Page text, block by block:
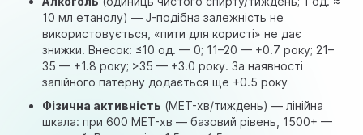
10 мл етанолу) — J-подібна залежність не
використовується, «пити для користі» не дає
знижки. Внесок: ≤10 од. — 0; 11–20 — +0.7 року; 21–
35 — +1.8 року; >35 — +3.0 року. За наявності
запійного патерну додається ще +0.5 року
Фізична активність (MET-хв/тиждень) — лінійна
шкала: при 600 MET-хв — базовий рівень, 1500+ —